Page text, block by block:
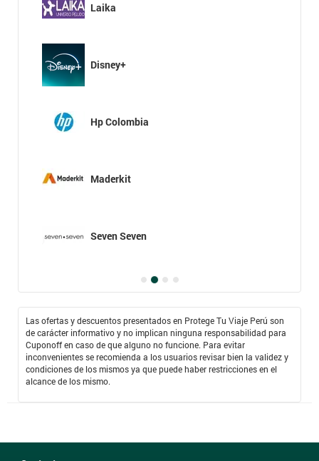
Laika
Disney+
Hp Colombia
Maderkit
Seven Seven
Las ofertas y descuentos presentados en Protege Tu Viaje Perú son
de carácter informativo y no implican ninguna responsabilidad para
Cuponoff en caso de que alguno no funcione. Para evitar
inconvenientes se recomienda a los usuarios revisar bien la validez y
condiciones de los mismos ya que puede haber restricciones en el
alcance de los mismo.